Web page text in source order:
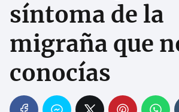
síntoma de la
migraña que
conocías